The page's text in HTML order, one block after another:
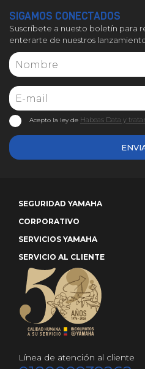
SIGAMOS CONECTADOS
Suscríbete a nuesto boletín para
enterarte de nuestros
Acepto la ley de Habeas Data y
SEGURIDAD YAMAHA
CORPORATIVO
SERVICIOS YAMAHA
SERVICIO AL CLIENTE
Línea de atención al cliente